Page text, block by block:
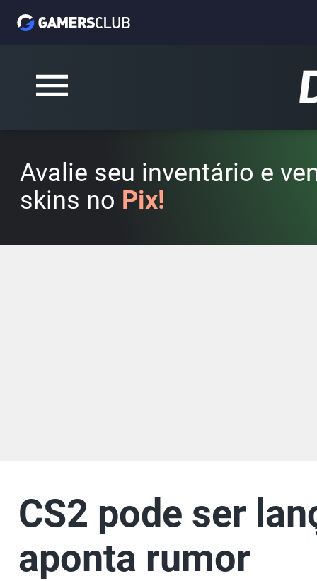
Avalie seu inventário e
skins no Pix!
CS2 pode ser
aponta rumor